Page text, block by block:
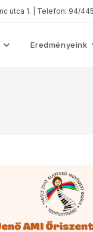
utca 1. | Telefon: 94/
Eredményeink